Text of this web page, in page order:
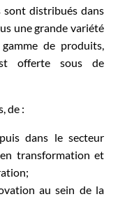
sont distribués dans
une grande variété
de produits,
offerte sous de
de :
dans le secteur
transformation et
au sein de la